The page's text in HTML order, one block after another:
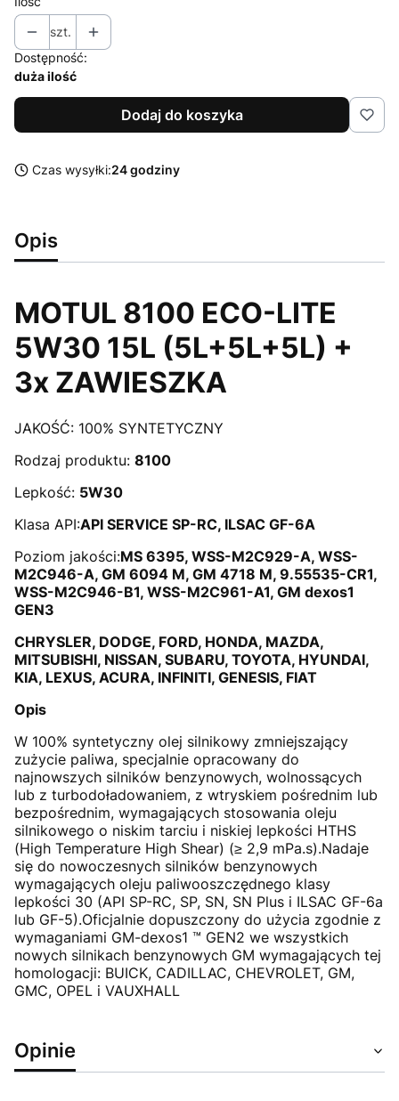
szt.
Dostępność:
duża ilość
Dodaj do koszyka
Czas wysyłki:24 godziny
Opis
MOTUL 8100 ECO-LITE
5W30 15L (5L+5L+5L) +
3x ZAWIESZKA
JAKOŚĆ: 100% SYNTETYCZNY
Rodzaj produktu: 8100
Lepkość: 5W30
Klasa API:API SERVICE SP-RC, ILSAC GF-6A
Poziom jakości:MS 6395, WSS-M2C929-A, WSS-
M2C946-A, GM 6094 M, GM 4718 M, 9.55535-CR1,
WSS-M2C946-B1, WSS-M2C961-A1, GM dexos1
GEN3
CHRYSLER, DODGE, FORD, HONDA, MAZDA,
MITSUBISHI, NISSAN, SUBARU, TOYOTA, HYUNDAI,
KIA, LEXUS, ACURA, INFINITI, GENESIS, FIAT
Opis
W 100% syntetyczny olej silnikowy zmniejszający
zużycie paliwa, specjalnie opracowany do
najnowszych silników benzynowych, wolnossących
lub z turbodoładowaniem, z wtryskiem pośrednim lub
bezpośrednim, wymagających stosowania oleju
silnikowego o niskim tarciu i niskiej lepkości HTHS
(High Temperature High Shear) (≥ 2,9 mPa.s).Nadaje
się do nowoczesnych silników benzynowych
wymagających oleju paliwooszczędnego klasy
lepkości 30 (API SP-RC, SP, SN, SN Plus i ILSAC GF-6a
lub GF-5).Oficjalnie dopuszczony do użycia zgodnie z
wymaganiami GM-dexos1 ™ GEN2 we wszystkich
nowych silnikach benzynowych GM wymagających tej
homologacji: BUICK, CADILLAC, CHEVROLET, GM,
GMC, OPEL i VAUXHALL
Opinie